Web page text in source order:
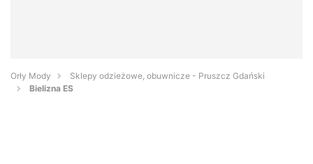
Orły Mody
Sklepy odzieżowe, obuwnicze - Pruszcz Gdański
Bielizna ES